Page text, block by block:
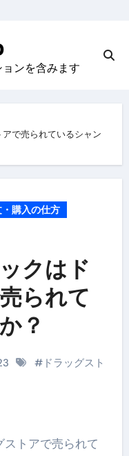
ンを含みます
で売られているシャン
購入の仕方
クはド
られて
？
# ドラッグスト